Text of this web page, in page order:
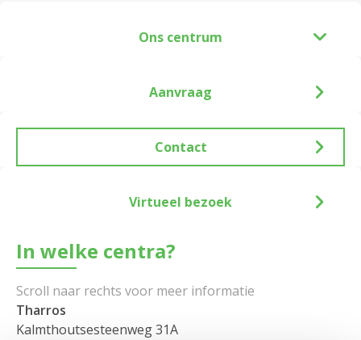
Ons centrum
Aanvraag
Contact
In welke centra?
Tharros
Kalmthoutsesteenweg 31A
Virtueel bezoek